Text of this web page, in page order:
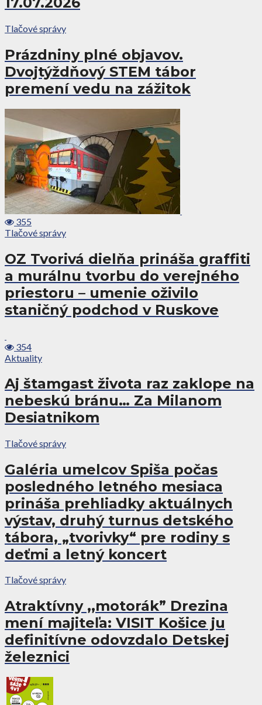
Tlačové správy
Prázdniny plné objavov.
Dvojtýždňový STEM tábor
premení vedu na zážitok
355
Tlačové správy
OZ Tvorivá dielňa prináša graffiti
a murálnu tvorbu do verejného
priestoru – umenie oživilo
staničný podchod v Ruskove
354
Aktuality
Aj štamgast života raz zaklope na
nebeskú bránu… Za Milanom
Desiatnikom
Tlačové správy
Galéria umelcov Spiša počas
posledného letného mesiaca
prináša prehliadky aktuálnych
výstav, druhý turnus detského
tábora, „tvorivky“ pre rodiny s
deťmi a letný koncert
Tlačové správy
Atraktívny ,,motorák” Drezina
mení majiteľa: VISIT Košice ju
definitívne odovzdalo Detskej
železnici